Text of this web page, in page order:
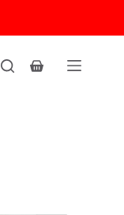
Shopping